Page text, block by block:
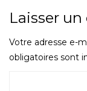
Laisser
Votre adresse e-
obligatoires sont